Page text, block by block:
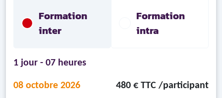
Formation
inter
Formation
intra
1 jour - 07 heures
08 octobre 2026 480 € TTC /participant